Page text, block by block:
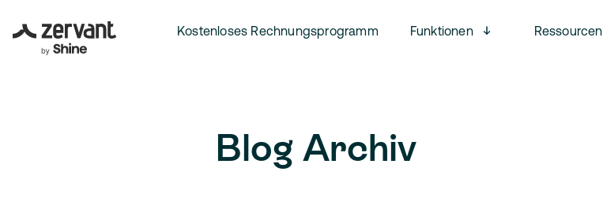
Kostenloses Rechnungsprogramm Funktionen
Open menu
Ressourcen
Blog Archiv